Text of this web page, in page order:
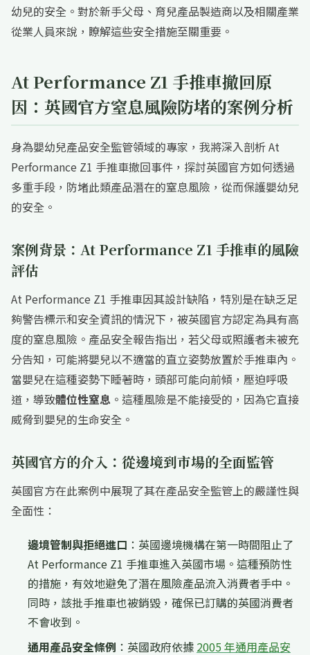
幼兒的安全。對於新手父母、育兒產品製造商以及相關產業
從業人員來說，瞭解這些安全措施至關重要。
At Performance Z1 手推車撤回原
因：英國官方窒息風險防堵的案例分析
身為嬰幼兒產品安全監管領域的專家，我將深入剖析 At
Performance Z1 手推車撤回事件，探討英國官方如何透過
多重手段，防堵此類產品潛在的窒息風險，從而保護嬰幼兒
的安全。
案例背景：At Performance Z1 手推車的風險
評估
At Performance Z1 手推車因其設計缺陷，特別是在缺乏足
夠警告標示和安全資訊的情況下，被英國官方認定為具有高
度的窒息風險。產品安全報告指出，若父母或照護者未被充
分告知，可能將嬰兒以不適當的直立姿勢放置於手推車內。
當嬰兒在這種姿勢下睡著時，頭部可能向前傾，壓迫呼吸
道，導致體位性窒息 。這種風險是不能接受的，因為它直接
威脅到嬰兒的生命安全。
英國官方的介入：從邊境到市場的全面監管
英國官方在此案例中展現了其在產品安全監管上的嚴謹性與
全面性：
邊境管制與拒絕進口 ：英國邊境機構在第一時間阻止了
At Performance Z1 手推車進入英國市場。這種預防性
的措施，有效地避免了潛在風險產品流入消費者手中。
同時，該批手推車也被銷毀，確保已訂購的英國消費者
不會收到。
通用產品安全條例 ：英國政府依據 2005 年通用產品安